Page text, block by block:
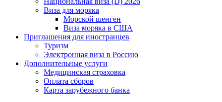
Виза для моряка
Морской шенген
Виза моряка в США
Приглашения для иностранцев
Туризм
Электронная виза в Россию
Дополнительные услуги
Медицинская страховка
Оплата сборов
Карта зарубежного банка